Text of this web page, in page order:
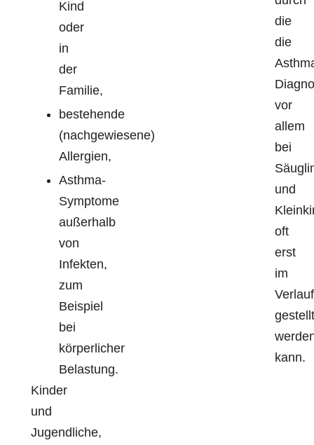
Kind
oder
in
der
Familie,
bestehende
(nachgewiesene)
Allergien,
Asthma-
Symptome
außerhalb
von
Infekten,
zum
Beispiel
bei
körperlicher
Belastung.
Kinder
und
Jugendliche,
die
die
vor
allem
bei
und
oft
erst
im
Verlauf
gestellt
kann.